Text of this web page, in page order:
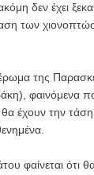
δεν έχει
των
της
φαινόμενα
έχουν την
φαίνεται ότι